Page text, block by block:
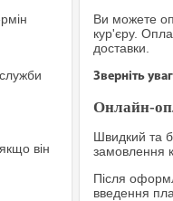
він
Ви можете
кур'єру.
доставки.
Зверніть
Онлайн-
Швидкий та
замовлення
Після
введення